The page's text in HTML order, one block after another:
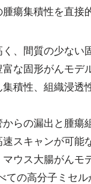
瘍集積性を直接
、間質の少ない
な固形がんモデ
積性、組織浸透
らの漏出と腫
スキャンが可能
ウス大腸がん
ての高分子ミセ